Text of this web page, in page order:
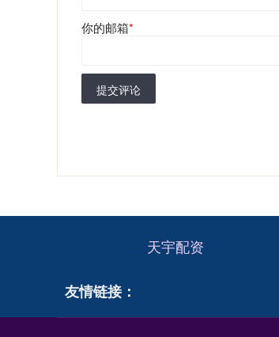
你的邮箱*
提交评论
天宇配资
友情链接：